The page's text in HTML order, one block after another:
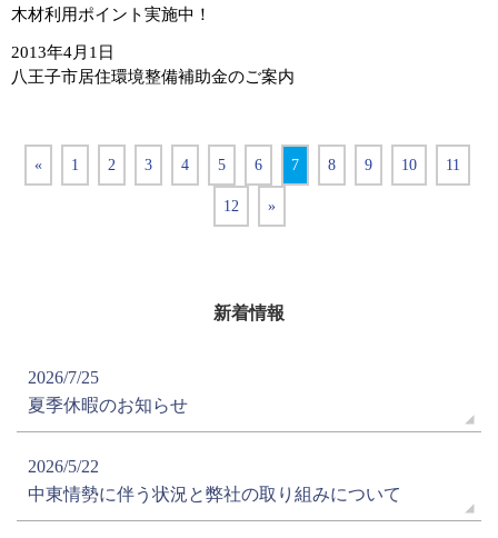
木材利用ポイント実施中！
2013年4月1日
八王子市居住環境整備補助金のご案内
« 1 2 3 4 5 6 7 8 9 10 11
12 »
新着情報
2026/7/25
夏季休暇のお知らせ
2026/5/22
中東情勢に伴う状況と弊社の取り組みについて